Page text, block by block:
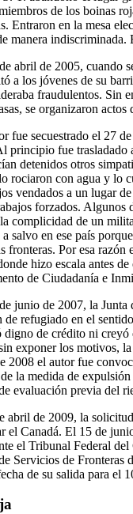
de los boinas
Entraron en la mesa
manera indiscriminada.
abril de 2005, cuando
a los jóvenes de su
fraudulentos. Sin
se organizaron
fue secuestrado el 27
principio fue trasladado
detenidos otros
rociaron con agua y lo
vendados a un lugar
forzados. Algunos
complicidad de un
a salvo en ese país
fronteras. Por esa
hizo escala antes
de Ciudadanía e
junio de 2007, la
de refugiado en el
digno de crédito ni
exponer los motivos,
2008 el autor fue
la medida de
evaluación previa del
abril de 2009, la
el Canadá. El 15 de
el Tribunal Federal del
Servicios de Fronteras
de su salida para el